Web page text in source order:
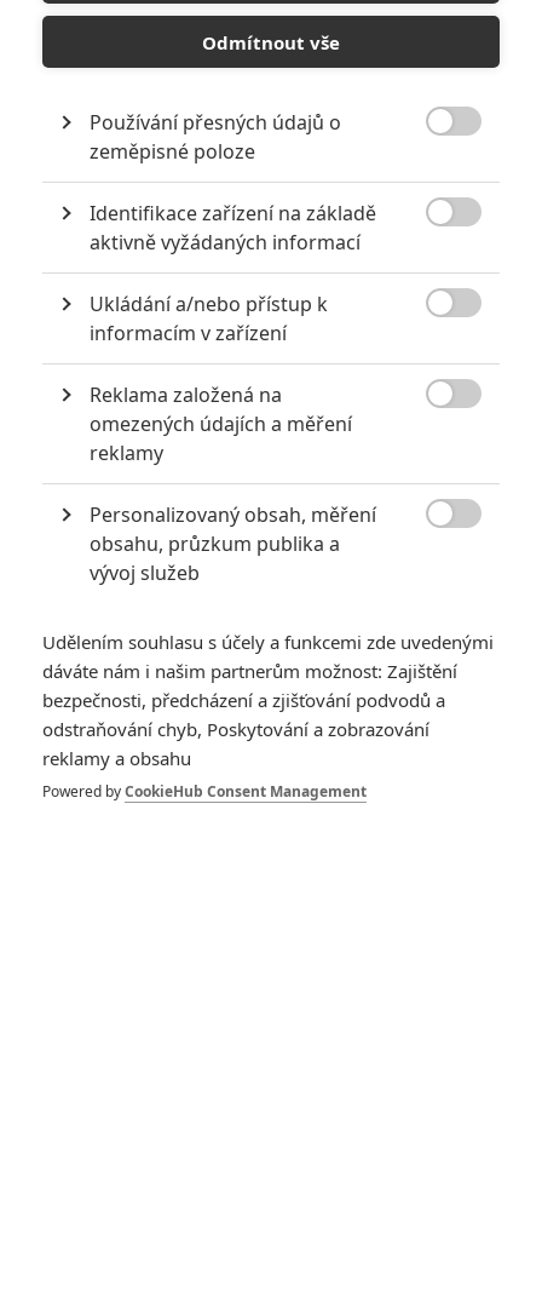
5
Recenze: Záhada strašidelného
zámku úroveň štědrovečerních
8 Recenze: Občanská válka
6
Recenze: Godzilla x Kong: Nové
impérium
8 Recenze: Opičí muž
POSLEDNÍ KOMENTOVANÉ
3ČLÁNEK | 01.08.2026 16:40
Marvel nečekaně zrušil již schválené pokračování
1 ČLÁNEK | 30.07.2026 20:14
Děti krve a kostí: Regulérní trailer představuje akční fantasy
dobrodružství s vůní Afriky
1ČLÁNEK | 30.07.2026 12:31
Spider-Man: Zbrusu nový den – Podle recenzí máme čekat
překvapivě emotivní a osobní film
Odmítnout vše
Používání přesných údajů o
zeměpisné poloze
Identifikace zařízení na základě
aktivně vyžádaných informací
Ukládání a/nebo přístup k
informacím v zařízení
Reklama založená na
omezených údajích a měření
reklamy
Personalizovaný obsah, měření
obsahu, průzkum publika a
vývoj služeb
Udělením souhlasu s účely a funkcemi zde uvedenými
dáváte nám i našim partnerům možnost: Zajištění
bezpečnosti, předcházení a zjišťování podvodů a
odstraňování chyb, Poskytování a zobrazování
reklamy a obsahu
Powered byCookieHub Consent Management